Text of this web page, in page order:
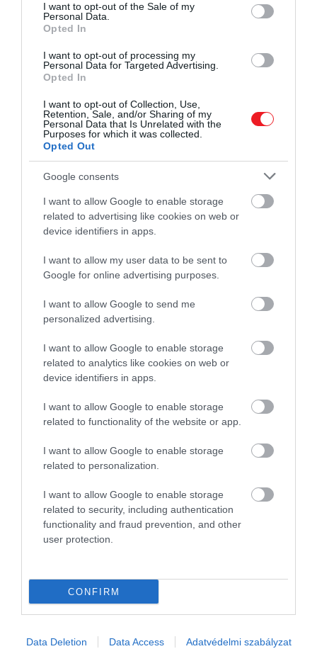
I want to opt-out of the Sale of my
Personal Data.
Opted In
I want to opt-out of processing my
Personal Data for Targeted Advertising.
Opted In
I want to opt-out of Collection, Use,
Retention, Sale, and/or Sharing of my
Personal Data that Is Unrelated with the
Purposes for which it was collected.
Opted Out
Google consents
I want to allow Google to enable storage
related to advertising like cookies on web or
device identifiers in apps.
I want to allow my user data to be sent to
Google for online advertising purposes.
I want to allow Google to send me
personalized advertising.
I want to allow Google to enable storage
related to analytics like cookies on web or
device identifiers in apps.
I want to allow Google to enable storage
related to functionality of the website or app.
I want to allow Google to enable storage
related to personalization.
I want to allow Google to enable storage
related to security, including authentication
functionality and fraud prevention, and other
user protection.
CONFIRM
Data Deletion Data Access Adatvédelmi szabályzat
először észlelt komplex szerves
molekulákat (COM – Complex Organic
Molecules) Tejútrendszeren kívüli
jégrétegekben, ami újabb fontos lépés az
megértésében. A felfedezés a Nagy
Magellán-felhőben…
2025. NOVEMBER 10. ● HAMU ÉS GYÉMÁNT
Első alkalommal mutattak ki
komplex szerves molekulákat
a…
HAMU ÉS GYÉMÁNT